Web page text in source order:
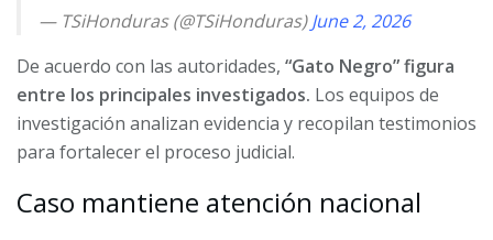
— TSiHonduras (@TSiHonduras)June 2, 2026
De acuerdo con las autoridades, “Gato Negro” figura
entre los principales investigados. Los equipos de
investigación analizan evidencia y recopilan testimonios
para fortalecer el proceso judicial.
Caso mantiene atención nacional